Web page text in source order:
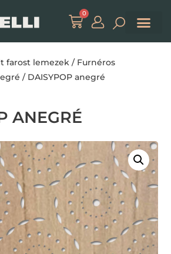
0
farost lemezek / Furnéros
/ DAISYPOP anegré
ANEGRÉ